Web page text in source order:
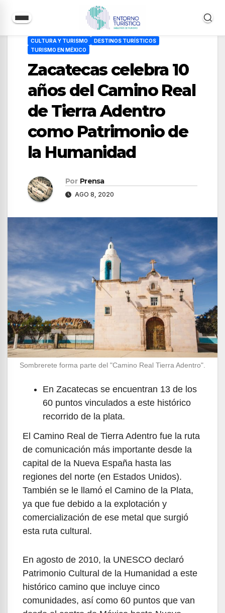
CULTURA Y TURISMO
DESTINOS TURÍSTICOS
TURISMO EN MÉXICO
Zacatecas celebra 10
años del Camino Real
de Tierra Adentro
como Patrimonio de
la Humanidad
Por Prensa
AGO 8, 2020
Sombrerete forma parte del "Camino Real Tierra Adentro".
En Zacatecas se encuentran 13 de los
60 puntos vinculados a este histórico
recorrido de la plata.
El Camino Real de Tierra Adentro fue la ruta
de comunicación más importante desde la
capital de la Nueva España hasta las
regiones del norte (en Estados Unidos).
También se le llamó el Camino de la Plata,
ya que fue debido a la explotación y
comercialización de ese metal que surgió
esta ruta cultural.
En agosto de 2010, la UNESCO declaró
Patrimonio Cultural de la Humanidad a este
histórico camino que incluye cinco
comunidades, así como 60 puntos que van